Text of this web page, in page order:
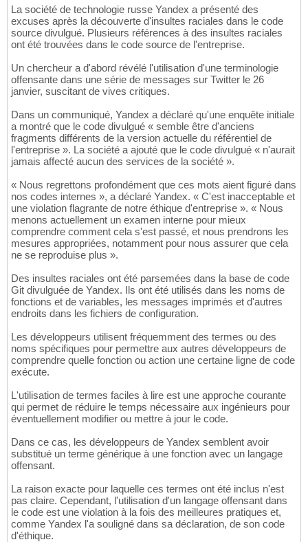
La société de technologie russe Yandex a présenté des
excuses après la découverte d'insultes raciales dans le code
source divulgué. Plusieurs références à des insultes raciales
ont été trouvées dans le code source de l'entreprise.
Un chercheur a d'abord révélé l'utilisation d'une terminologie
offensante dans une série de messages sur Twitter le 26
janvier, suscitant de vives critiques.
Dans un communiqué, Yandex a déclaré qu'une enquête initiale
a montré que le code divulgué « semble être d'anciens
fragments différents de la version actuelle du référentiel de
l'entreprise ». La société a ajouté que le code divulgué « n'aurait
jamais affecté aucun des services de la société ».
« Nous regrettons profondément que ces mots aient figuré dans
nos codes internes », a déclaré Yandex. « C'est inacceptable et
une violation flagrante de notre éthique d'entreprise ». « Nous
menons actuellement un examen interne pour mieux
comprendre comment cela s'est passé, et nous prendrons les
mesures appropriées, notamment pour nous assurer que cela
ne se reproduise plus ».
Des insultes raciales ont été parsemées dans la base de code
Git divulguée de Yandex. Ils ont été utilisés dans les noms de
fonctions et de variables, les messages imprimés et d'autres
endroits dans les fichiers de configuration.
Les développeurs utilisent fréquemment des termes ou des
noms spécifiques pour permettre aux autres développeurs de
comprendre quelle fonction ou action une certaine ligne de code
exécute.
L'utilisation de termes faciles à lire est une approche courante
qui permet de réduire le temps nécessaire aux ingénieurs pour
éventuellement modifier ou mettre à jour le code.
Dans ce cas, les développeurs de Yandex semblent avoir
substitué un terme générique à une fonction avec un langage
offensant.
La raison exacte pour laquelle ces termes ont été inclus n'est
pas claire. Cependant, l'utilisation d'un langage offensant dans
le code est une violation à la fois des meilleures pratiques et,
comme Yandex l'a souligné dans sa déclaration, de son code
d'éthique.